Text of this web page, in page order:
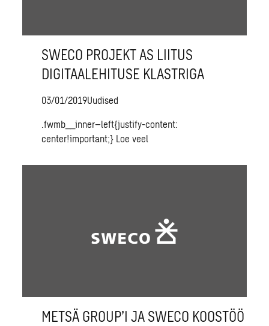
SWECO PROJEKT AS LIITUS
DIGITAALEHITUSE KLASTRIGA
03/01/2019Uudised
.fwmb__inner–left{justify-content:
center!important;} Loe veel
METSÄ GROUP’I JA SWECO KOOSTÖÖ